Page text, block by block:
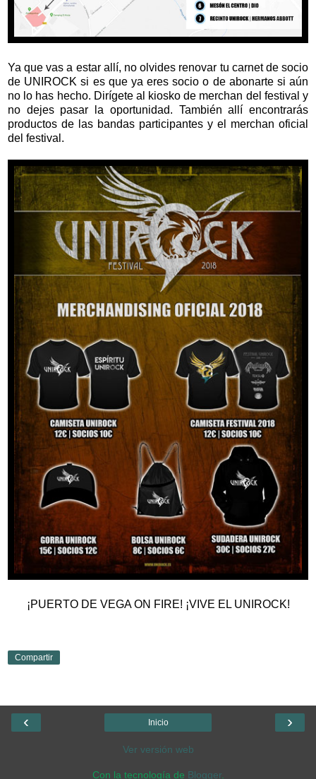
Ya que vas a estar allí, no olvides renovar tu carnet de socio
de UNIROCK si es que ya eres socio o de abonarte si aún
no lo has hecho. Dirígete al kiosko de merchan del festival y
no dejes pasar la oportunidad. También allí encontrarás
productos de las bandas participantes y el merchan oficial
del festival.
¡PUERTO DE VEGA ON FIRE! ¡VIVE EL UNIROCK!
Compartir
‹ ›
Inicio
Ver versión web
Con la tecnología de Blogger.